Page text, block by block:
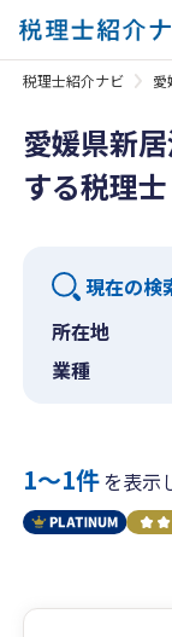
税理士紹介ナビ 愛
愛媛県新
する税理
現在の検
所在地
業種
1〜1件を表示